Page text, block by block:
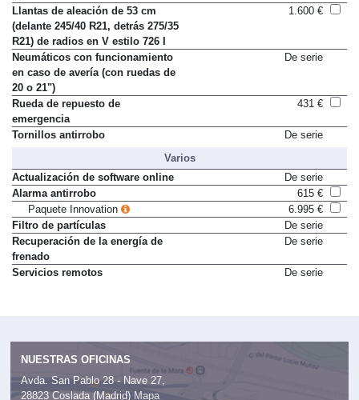
M
Llantas de aleación de 53 cm
(delante 245/40 R21, detrás 275/35
R21) de radios en V estilo 726 I
Neumáticos con funcionamiento
en caso de avería (con ruedas de
20 o 21")
Rueda de repuesto de
emergencia
Varios
Actualización de software online
De serie
Alarma antirrobo
615 €
Paquete Innovation
6.995 €
Filtro de partículas
De serie
Recuperación de la energía de
frenado
NUESTRAS OFICINAS
Avda. San Pablo 28 - Nave 27,